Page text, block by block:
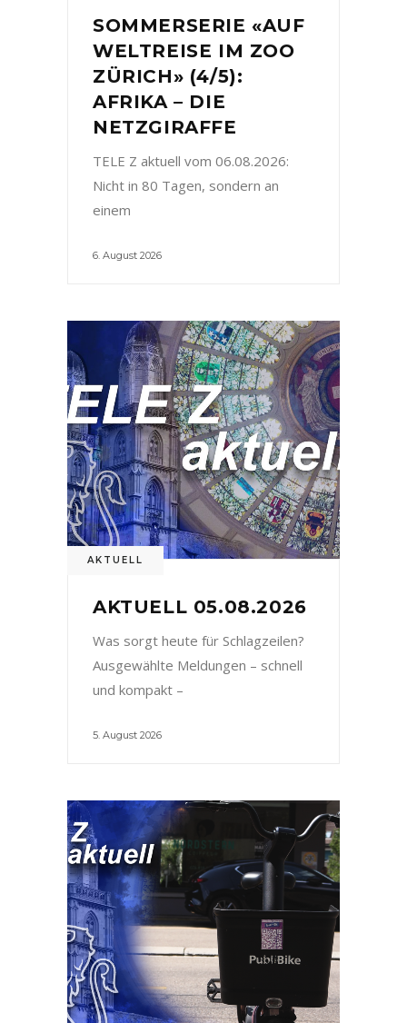
SOMMERSERIE «AUF
WELTREISE IM ZOO
ZÜRICH» (4/5):
AFRIKA – DIE
NETZGIRAFFE
TELE Z aktuell vom 06.08.2026:
Nicht in 80 Tagen, sondern an
einem
6. August 2026
AKTUELL
AKTUELL 05.08.2026
Was sorgt heute für Schlagzeilen?
Ausgewählte Meldungen – schnell
und kompakt –
5. August 2026